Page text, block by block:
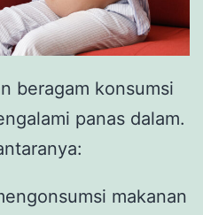
beragam konsumsi
panas dalam.
makanan